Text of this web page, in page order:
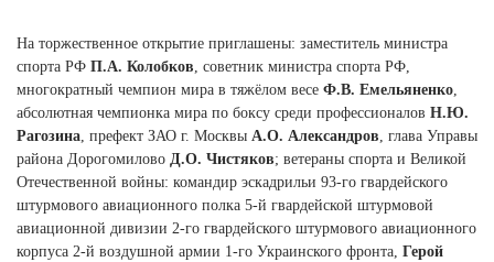
Северная Осетия (2)
Смоленская область (1)
Ставропольский край (5)
Томская область (1)
Тульская область (1)
Тюменская область (3)
Хакасия (1)
Ханты-Мансийский автономный округ (3)
На торжественное открытие приглашены: заместитель министра
спорта РФ П.А. Колобков, советник министра спорта РФ,
многократный чемпион мира в тяжёлом весе Ф.В. Емельяненко,
абсолютная чемпионка мира по боксу среди профессионалов Н.Ю.
Рагозина, префект ЗАО г. Москвы А.О. Александров, глава Управы
района Дорогомилово Д.О. Чистяков; ветераны спорта и Великой
Отечественной войны: командир эскадрильи 93-го гвардейского
штурмового авиационного полка 5-й гвардейской штурмовой
авиационной дивизии 2-го гвардейского штурмового авиационного
корпуса 2-й воздушной армии 1-го Украинского фронта, Герой